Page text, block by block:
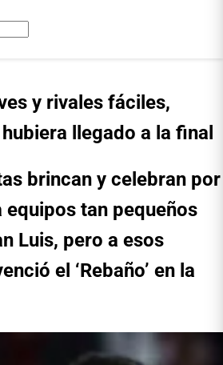
y rivales fáciles,
llegado a la final
brincan y celebran por
equipos tan pequeños
Luis, pero a esos
el ‘Rebaño’ en la